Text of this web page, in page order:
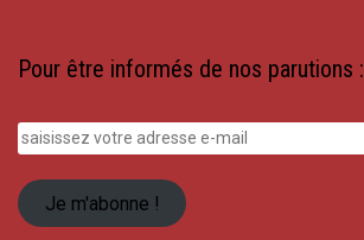
Pour être informés de nos parutions :
saisissez
votre
adresse
e-
mail
Je m'abonne !